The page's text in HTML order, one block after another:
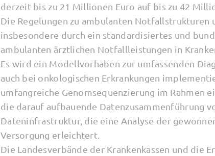
derzeit bis zu 21 Millionen Euro auf bis zu 42
Die Regelungen zu ambulanten
insbesondere durch ein standardisiertes und
ambulanten ärztlichen Notfallleistungen in
Es wird ein Modellvorhaben zur umfassenden
auch bei onkologischen Erkrankungen
umfangreiche Genomsequenzierung im Rahmen
die darauf aufbauende Datenzusammenführung
Dateninfrastruktur, die eine Analyse der
Versorgung erleichtert.
Die Landesverbände der Krankenkassen und die